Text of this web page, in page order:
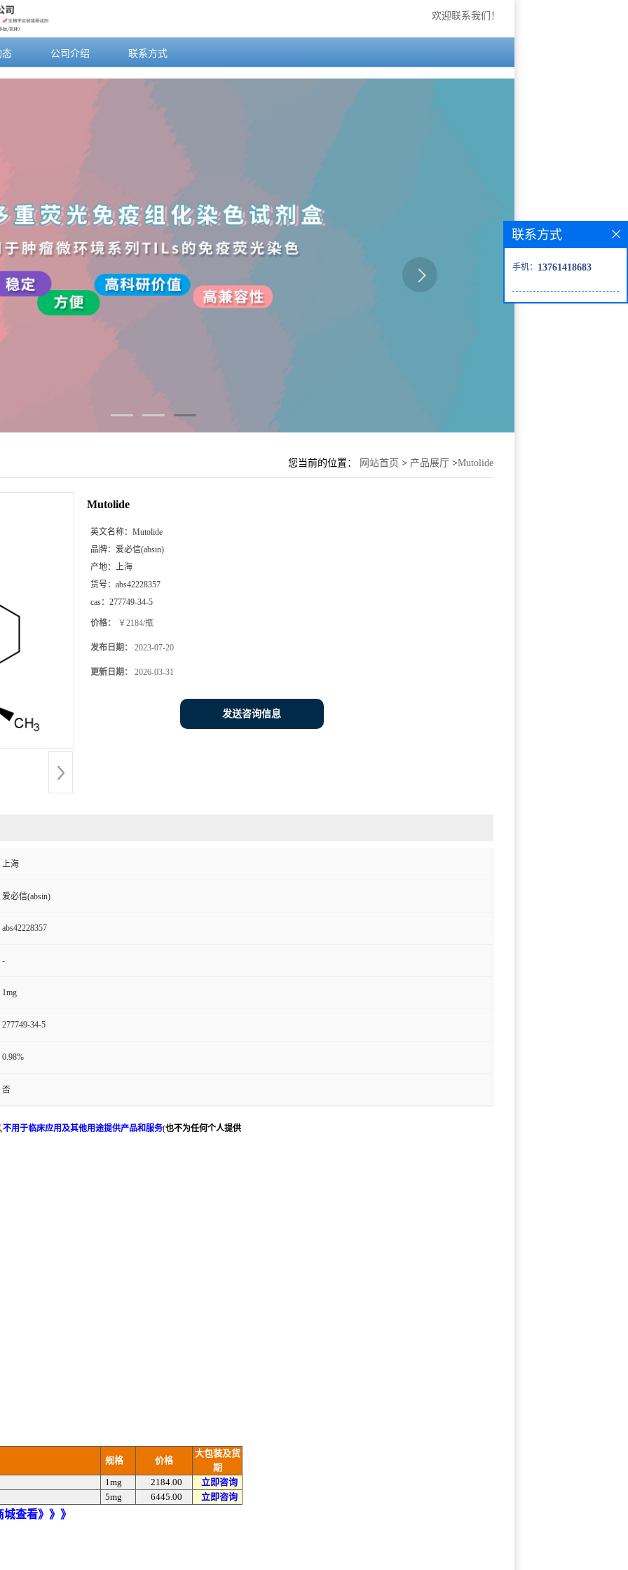
欢迎联系我们！
态 公司介绍 联系方式
您当前的位置： 网站首页 > 产品展厅 >Mutolide
Mutolide
英文名称： Mutolide
品牌： 爱必信(absin)
产地： 上海
货号： abs42228357
cas： 277749-34-5
价格： ￥2184/瓶
发布日期： 2023-07-20
更新日期： 2026-03-31
发送咨询信息
上海
爱必信(absin)
abs42228357
-
1mg
277749-34-5
0.98%
否
,不用于临床应用及其他用途提供产品和服务(也不为任何个人提供
规格 价格
大包装及货
期
1mg
2184.00
立即咨询
5mg
6445.00 立即咨询
查看》》》
联系方式
手机： 13761418683